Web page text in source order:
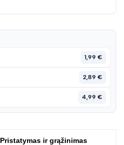
1,99 €
2,89 €
4,99 €
Pristatymas ir grąžinimas